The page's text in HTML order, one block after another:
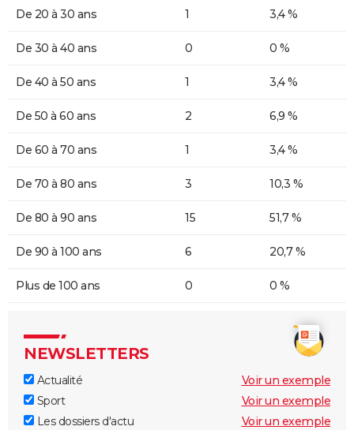
De 20 à 30 ans 1 3,4 %
De 30 à 40 ans 0 0 %
De 40 à 50 ans 1 3,4 %
De 50 à 60 ans 2 6,9 %
De 60 à 70 ans 1 3,4 %
De 70 à 80 ans 3 10,3 %
De 80 à 90 ans 15 51,7 %
De 90 à 100 ans 6 20,7 %
Plus de 100 ans 0 0 %
NEWSLETTERS
Actualité
Voir un exemple
Sport
Voir un exemple
Les dossiers d'actu
Voir un exemple